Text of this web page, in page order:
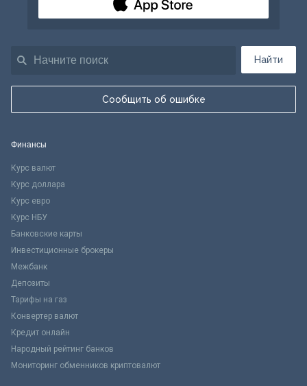
Найти
Сообщить об ошибке
Финансы
Курс валют
Курс доллара
Курс евро
Курс НБУ
Банковские карты
Инвестиционные брокеры
Межбанк
Депозиты
Тарифы на газ
Конвертер валют
Кредит онлайн
Народный рейтинг банков
Мониторинг обменников криптовалют